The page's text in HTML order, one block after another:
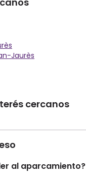
Jaurès
cercanos
al aparcamiento?